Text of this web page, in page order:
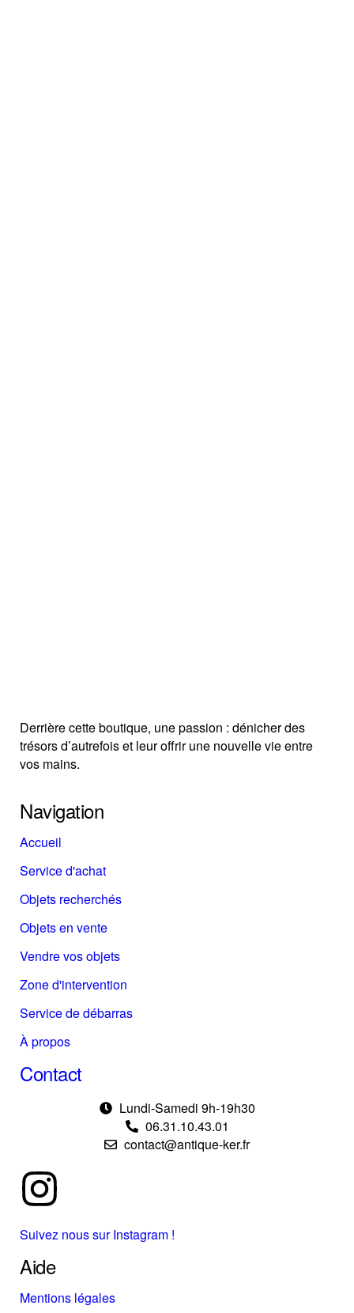
Derrière cette boutique, une passion : dénicher des
trésors d’autrefois et leur offrir une nouvelle vie entre
vos mains.
Navigation
Accueil
Service d'achat
Objets recherchés
Objets en vente
Vendre vos objets
Zone d'intervention
Service de débarras
À propos
Contact
Lundi-Samedi 9h-19h30
06.31.10.43.01
contact@antique-ker.fr
Suivez nous sur Instagram !
Aide
Mentions légales